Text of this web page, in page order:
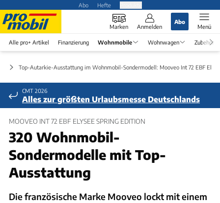
Abo Hefte
Marken Anmelden
Abo
Menü
Alle pro+ Artikel Finanzierung Wohnmobile Wohnwagen Zubehör
Top-Autarkie-Ausstattung im Wohnmobil-Sondermodell: Mooveo Int 72 EBF
CMT 2026
Alles zur größten Urlaubsmesse Deutschlands
MOOVEO INT 72 EBF ELYSEE SPRING EDITION
320 Wohnmobil-
Sondermodelle mit Top-
Ausstattung
Die französische Marke Mooveo lockt mit einem